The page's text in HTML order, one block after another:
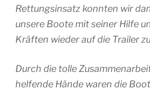
Rettungsinsatz konnten wir
unsere Boote mit seiner Hilfe
Kräften wieder auf die Trailer
Durch die tolle
helfende Hände waren die